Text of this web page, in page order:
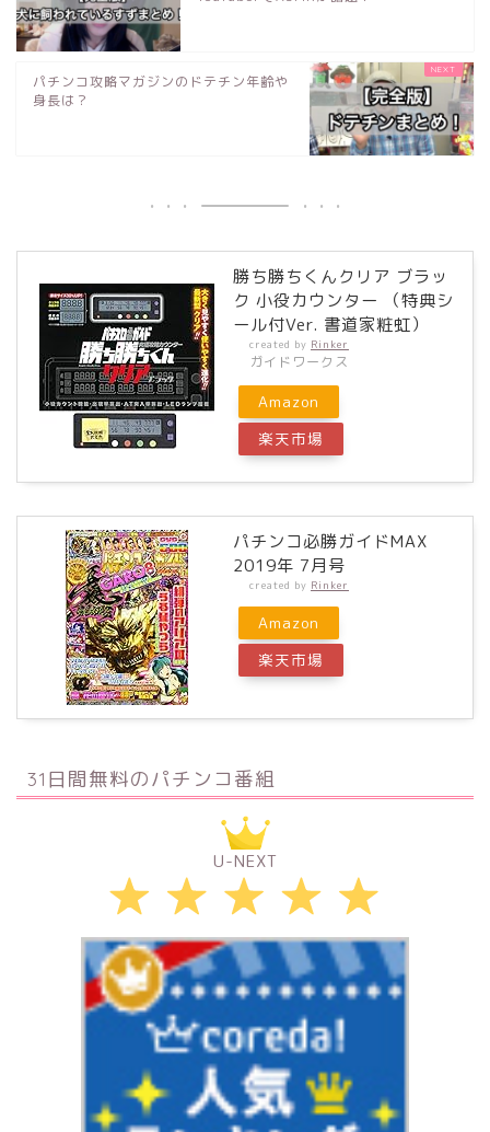
パチンコ攻略マガジンのドテチン年齢や
身長は？
勝ち勝ちくんクリア ブラッ
ク 小役カウンター （特典シ
ール付Ver. 書道家粧虹）
created by Rinker
ガイドワークス
Amazon
楽天市場
パチンコ必勝ガイドMAX
2019年 7月号
created by Rinker
Amazon
楽天市場
31日間無料のパチンコ番組
U-NEXT